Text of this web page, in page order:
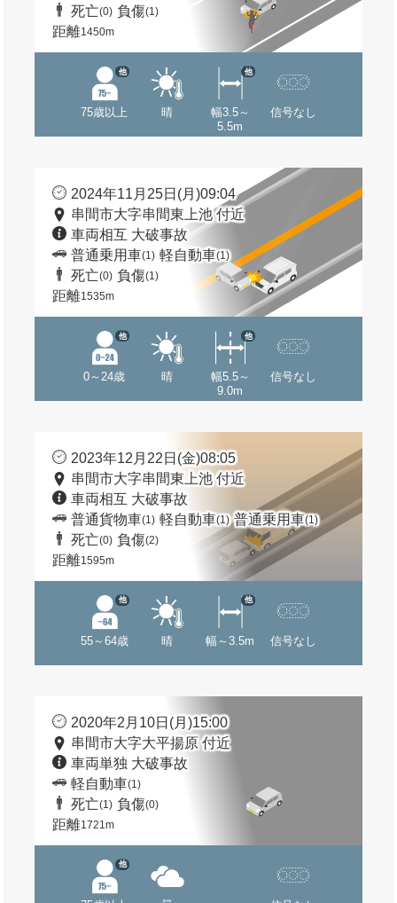
死亡(0) 負傷(1)
距離1450m
75歳以上
他
晴
幅3.5～
5.5m
他
信号なし
2024年11月25日(月)09:04
串間市大字串間東上池 付近
車両相互 大破事故
普通乗用車(1) 軽自動車(1)
死亡(0) 負傷(1)
距離1535m
0～24歳
他
晴
幅5.5～
9.0m
他
信号なし
2023年12月22日(金)08:05
串間市大字串間東上池 付近
車両相互 大破事故
普通貨物車(1) 軽自動車(1) 普通乗用車(1)
死亡(0) 負傷(2)
距離1595m
55～64歳
他
晴 幅～3.5m
他
信号なし
2020年2月10日(月)15:00
串間市大字大平揚原 付近
車両単独 大破事故
軽自動車(1)
死亡(1) 負傷(0)
距離1721m
他